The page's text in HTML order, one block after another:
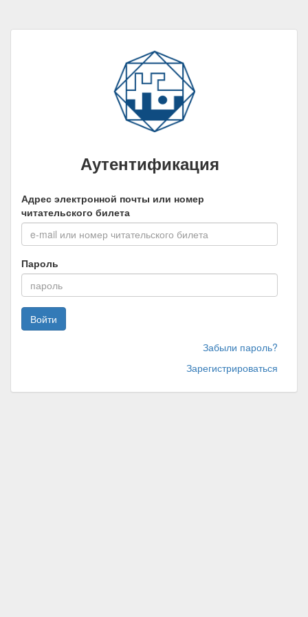
Аутентификация
Адрес электронной почты или номер
читательского билета
Пароль
Войти
Забыли пароль?
Зарегистрироваться